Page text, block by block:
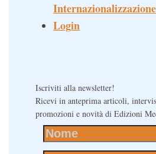
Login
Iscriviti alla newsletter!
Ricevi in anteprima articoli,
promozioni e novità di Edizioni